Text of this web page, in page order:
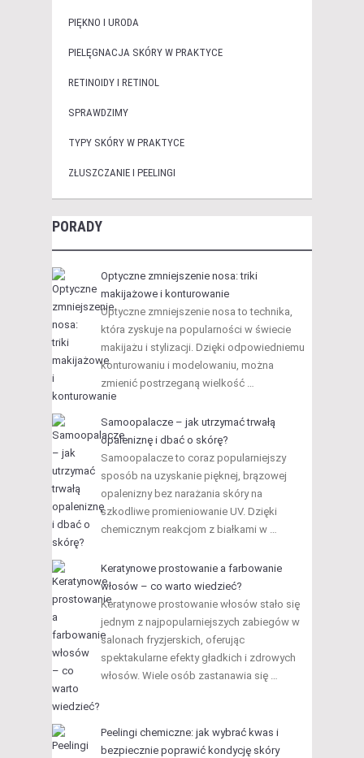
PIĘKNO I URODA
PIELĘGNACJA SKÓRY W PRAKTYCE
RETINOIDY I RETINOL
SPRAWDZIMY
TYPY SKÓRY W PRAKTYCE
ZŁUSZCZANIE I PEELINGI
PORADY
Optyczne zmniejszenie nosa: triki
makijażowe i konturowanie
Optyczne zmniejszenie nosa to technika,
która zyskuje na popularności w świecie
makijażu i stylizacji. Dzięki odpowiedniemu
konturowaniu i modelowaniu, można
zmienić postrzeganą wielkość …
Samoopalacze – jak utrzymać trwałą
opaleniznę i dbać o skórę?
Samoopalacze to coraz popularniejszy
sposób na uzyskanie pięknej, brązowej
opalenizny bez narażania skóry na
szkodliwe promieniowanie UV. Dzięki
chemicznym reakcjom z białkami w …
Keratynowe prostowanie a farbowanie
włosów – co warto wiedzieć?
Keratynowe prostowanie włosów stało się
jednym z najpopularniejszych zabiegów w
salonach fryzjerskich, oferując
spektakularne efekty gładkich i zdrowych
włosów. Wiele osób zastanawia się …
Peelingi chemiczne: jak wybrać kwas i
bezpiecznie poprawić kondycję skóry